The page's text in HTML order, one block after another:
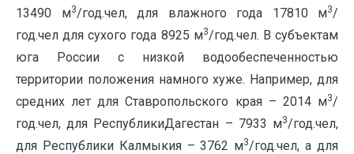
13490 м3/год.чел, для влажного года 17810 м3/
год.чел для сухого года 8925 м3/год.чел. В субъектам
юга России с низкой водообеспеченностью
территории положения намного хуже. Например, для
средних лет для Ставропольского края – 2014 м3/
год.чел, для РеспубликиДагестан – 7933 м3/год.чел,
для Республики Калмыкия – 3762 м3/год.чел, а для